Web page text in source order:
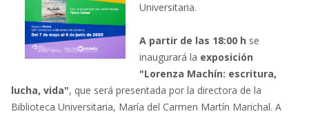
Universitaria.
A partir de las 18:00 h se
inaugurará la exposición
"Lorenza Machín: escritura,
lucha, vida", que será presentada por la directora de la
Biblioteca Universitaria, María del Carmen Martín Marichal. A